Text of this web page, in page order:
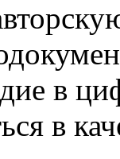
в
в